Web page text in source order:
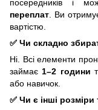
посередників і
переплат . Ви
вартістю.
✅ Чи складно
Ні. Всі елементи
займає 1–2 години
або навичок.
✅ Чи є інші